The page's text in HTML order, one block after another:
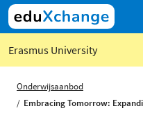
Erasmus University
Onderwijsaanbod
Embracing Tomorrow: